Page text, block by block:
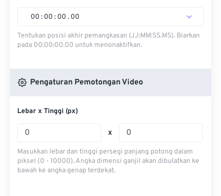
00 : 00 : 00 . 00
Tentukan posisi akhir pemangkasan (JJ:MM:SS.MS). Biarkan
pada 00:00:00.00 untuk menonaktifkan.
Pengaturan Pemotongan Video
Lebar x Tinggi (px)
x
Masukkan lebar dan tinggi persegi panjang potong dalam
piksel (0 - 10000). Angka dimensi ganjil akan dibulatkan ke
bawah ke angka genap terdekat.